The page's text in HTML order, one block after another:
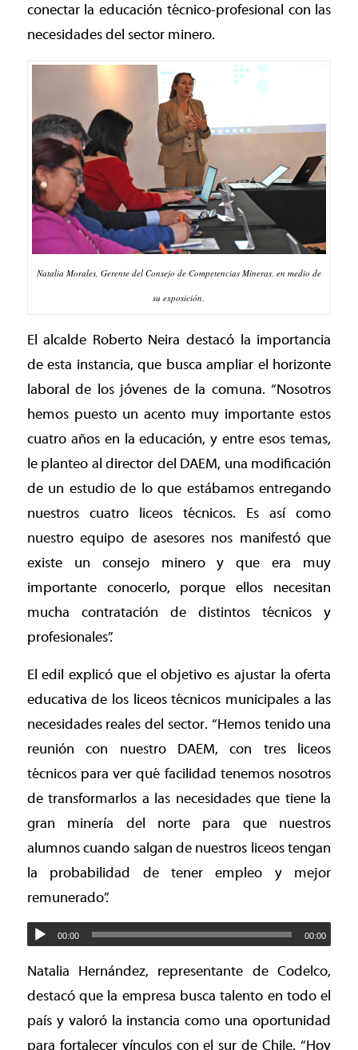
conectar la educación técnico-profesional con las
necesidades del sector minero.
Natalia Morales, Gerente del Consejo de Competencias Mineras, en medio de
su exposición.
El alcalde Roberto Neira destacó la importancia
de esta instancia, que busca ampliar el horizonte
laboral de los jóvenes de la comuna. “Nosotros
hemos puesto un acento muy importante estos
cuatro años en la educación, y entre esos temas,
le planteo al director del DAEM, una modificación
de un estudio de lo que estábamos entregando
nuestros cuatro liceos técnicos. Es así como
nuestro equipo de asesores nos manifestó que
existe un consejo minero y que era muy
importante conocerlo, porque ellos necesitan
mucha contratación de distintos técnicos y
profesionales”.
El edil explicó que el objetivo es ajustar la oferta
educativa de los liceos técnicos municipales a las
necesidades reales del sector. “Hemos tenido una
reunión con nuestro DAEM, con tres liceos
técnicos para ver qué facilidad tenemos nosotros
de transformarlos a las necesidades que tiene la
gran minería del norte para que nuestros
alumnos cuando salgan de nuestros liceos tengan
la probabilidad de tener empleo y mejor
remunerado”.
00:00 00:00
Natalia Hernández, representante de Codelco,
destacó que la empresa busca talento en todo el
país y valoró la instancia como una oportunidad
para fortalecer vínculos con el sur de Chile. “Hoy